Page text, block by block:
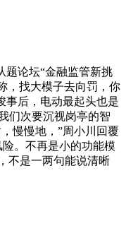
论坛“金融监管新挑
，找大模子去向罚，你
事后，电动最起头也是
们次要沉视岗亭的智
慢慢地，”周小川回覆
。不再是小的功能模
不是一两句能说清晰